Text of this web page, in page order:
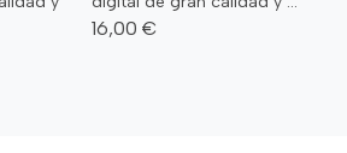
16,00 €